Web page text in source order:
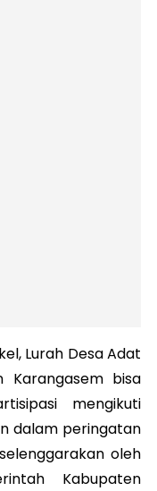
Lurah Desa Adat
Karangasem bisa
mengikuti
dalam peringatan
oleh
Kabupaten